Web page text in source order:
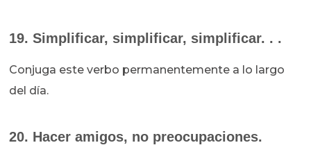
19. Simplificar, simplificar, simplificar. . .
Conjuga este verbo permanentemente a lo largo
del día.
20. Hacer amigos, no preocupaciones.